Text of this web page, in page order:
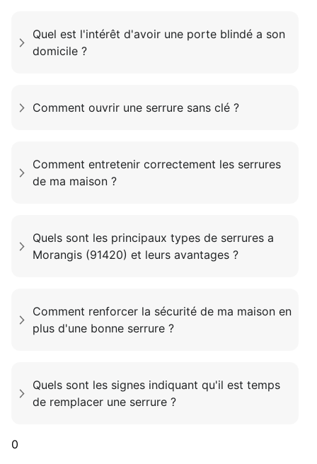
Quel est l'intérêt d'avoir une porte blindé a son
domicile ?
Comment ouvrir une serrure sans clé ?
Comment entretenir correctement les serrures
de ma maison ?
Quels sont les principaux types de serrures a
Morangis (91420) et leurs avantages ?
Comment renforcer la sécurité de ma maison en
plus d'une bonne serrure ?
Quels sont les signes indiquant qu'il est temps
de remplacer une serrure ?
0